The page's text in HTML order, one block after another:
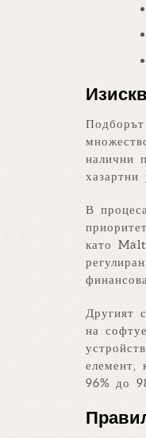
налични
хазартни
В
като
Другият
на
елемент,
96% до